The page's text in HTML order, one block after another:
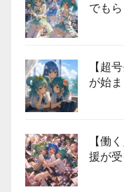
でも
【超
が始
【働
援が受